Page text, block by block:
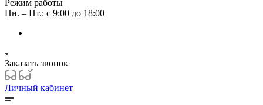
Режим работы
Пн. – Пт.: с 9:00 до 18:00
Заказать звонок
Личный кабинет